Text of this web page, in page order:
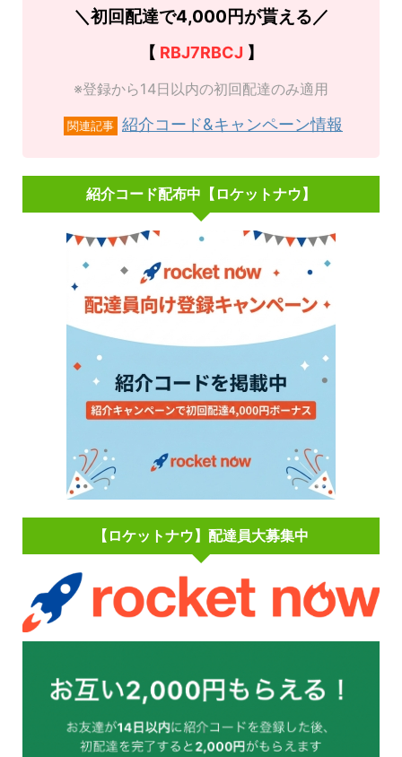
＼初回配達で4,000円が貰える／
【 RBJ7RBCJ 】
※登録から14日以内の初回配達のみ適用
関連記事 紹介コード&キャンペーン情報
紹介コード配布中【ロケットナウ】
【ロケットナウ】配達員大募集中